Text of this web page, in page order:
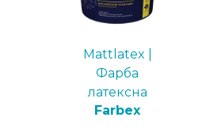
Mattlatex |
Фарба
латексна
Farbex